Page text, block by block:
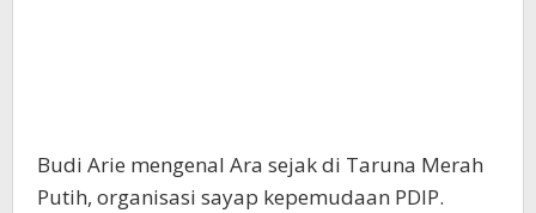
Budi Arie mengenal Ara sejak di Taruna Merah
Putih, organisasi sayap kepemudaan PDIP.